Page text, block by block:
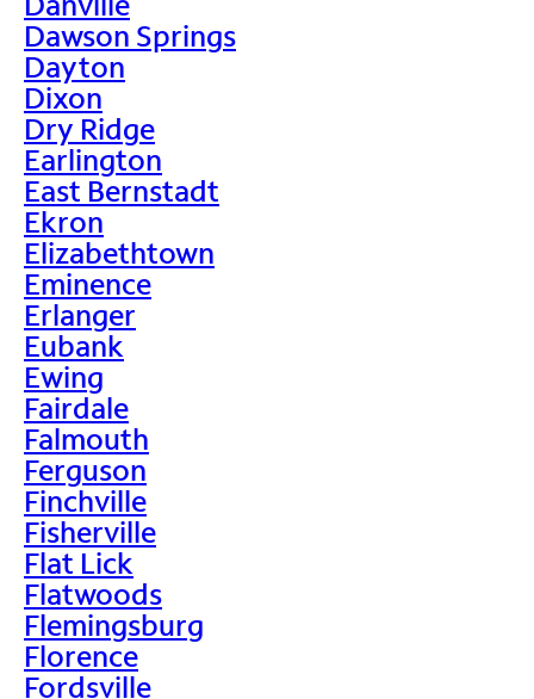
Dawson Springs
Dayton
Dixon
Dry Ridge
Earlington
East Bernstadt
Ekron
Elizabethtown
Eminence
Erlanger
Eubank
Ewing
Fairdale
Falmouth
Ferguson
Finchville
Fisherville
Flat Lick
Flatwoods
Flemingsburg
Florence
Fordsville